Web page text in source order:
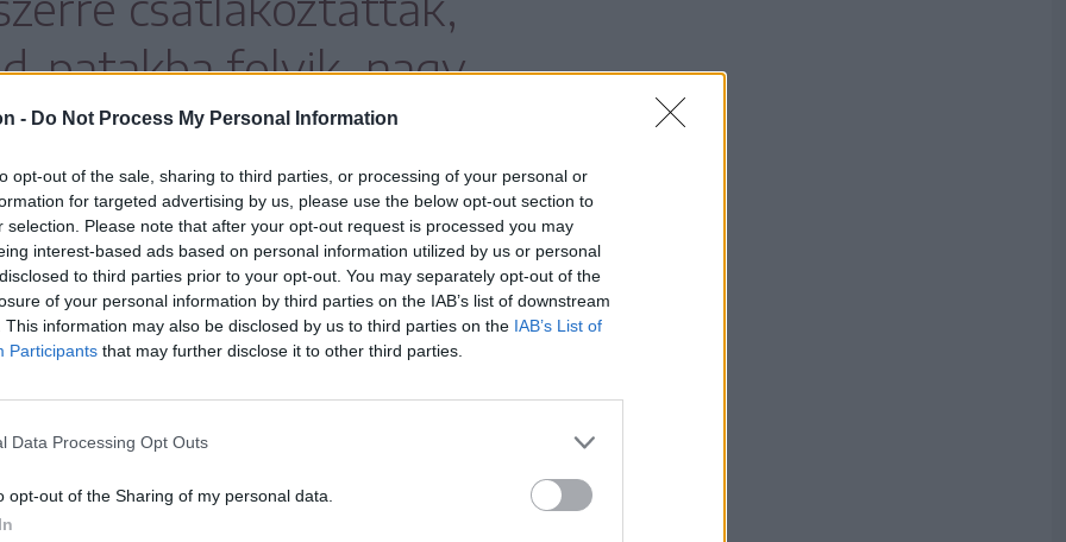
- Do Not Process My Personal Information
opt-out of the sale, sharing to third parties, or processing of your personal or
for targeted advertising by us, please use the below opt-out section to
selection. Please note that after your opt-out request is processed you may
interest-based ads based on personal information utilized by us or personal
to third parties prior to your opt-out. You may separately opt-out of the
of your personal information by third parties on the IAB’s list of downstream
This information may also be disclosed by us to third parties on the IAB’s List of
Participants that may further disclose it to other third parties.
Data Processing Opt Outs
opt-out of the Sharing of my personal data.
patakba folyik, nagy
a város vizeit
egy munkatervet készíttetnének
követően végleg megszűnne az